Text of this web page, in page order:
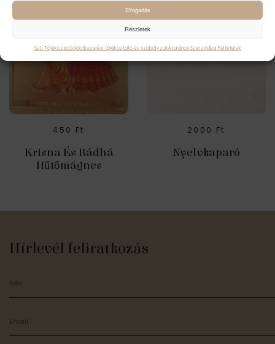
Elfogadás
Részletek
Süti TájékoztatóAdatkezelési tájékoztató és szabályzatÁltalános Szerződési Feltételek
450 Ft
Krisna És Rádhá
Hűtőmágnes
2000 Ft
Nyelvkaparó
Hírlevél feliratkozás